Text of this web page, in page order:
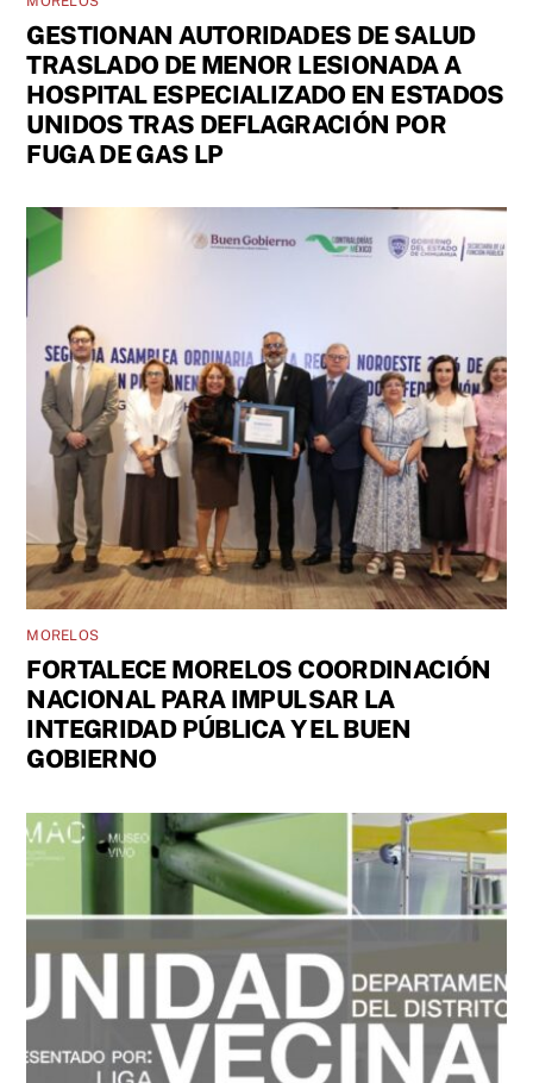
GESTIONAN AUTORIDADES DE SALUD
TRASLADO DE MENOR LESIONADA A
HOSPITAL ESPECIALIZADO EN ESTADOS
UNIDOS TRAS DEFLAGRACIÓN POR
FUGA DE GAS LP
MORELOS
FORTALECE MORELOS COORDINACIÓN
NACIONAL PARA IMPULSAR LA
INTEGRIDAD PÚBLICA Y EL BUEN
GOBIERNO